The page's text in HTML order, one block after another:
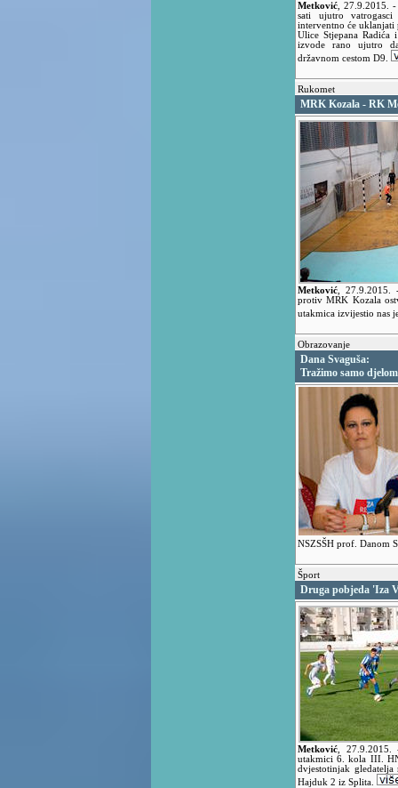
Metković ,27.9.2015.-
sati ujutro
interventno će uklanjati
Ulice Stjepana Radića
izvode rano ujutro
državnom cestom D9.
Rukomet
MRK Kozala - RK
Metković ,27.9.2015.
protiv MRK Kozala
utakmica izvijestio nas
Obrazovanje
Dana Svaguša:
Tražimo samo
NSZSŠH prof. Danom
Šport
Druga pobjeda 'Iza
Metković 27.9.2015.
utakmici 6. kola III.
dvjestotinjak
Hajduk 2 iz Splita.